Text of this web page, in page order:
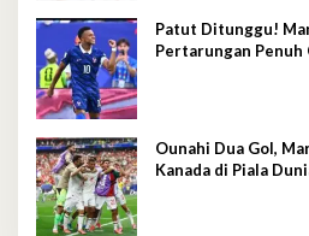
Patut Ditunggu!
Pertarungan
Ounahi Dua Gol,
Kanada di Piala